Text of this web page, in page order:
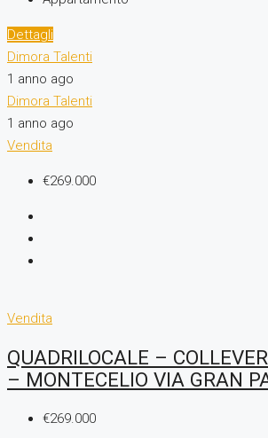
Dettagli
Dimora Talenti
1 anno ago
Dimora Talenti
1 anno ago
Vendita
€269.000
Vendita
QUADRILOCALE –
– MONTECELIO VIA GRAN
€269.000